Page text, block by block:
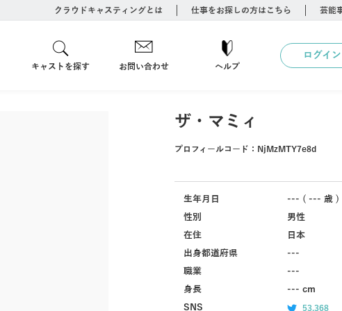
クラウドキャスティングとは 仕事をお探しの方はこちら 芸能
キャストを探す お問い合わせ ヘルプ
ログイン
ザ・マミィ
プロフィールコード： NjMzMTY7e8d
生年月日
--- ( --- 歳 )
性別
男性
在住
日本
出身都道府県
---
職業
---
身長
--- cm
SNS
53,368